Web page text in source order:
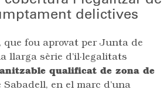
delictives
que fou aprovat per Junta de
llarga sèrie d’il·legalitats
qualificat de zona de
en el marc d’una